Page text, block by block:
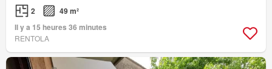
2
49 m²
Il y a 15 heures 36 minutes
RENTOLA